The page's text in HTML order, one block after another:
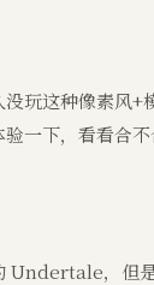
玩这种像素风+
一下，看看合不
Undertale，但是